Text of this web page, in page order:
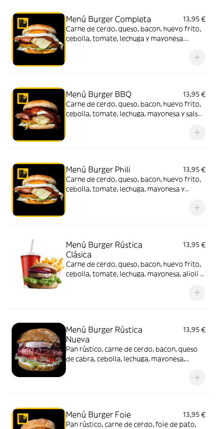
Menú Burger Completa
13,95 €
Carne de cerdo, queso, bacon, huevo frito,
cebolla, tomate, lechuga y mayonesa.
Menú Burger BBQ
13,95 €
Carne de cerdo, queso, bacon, huevo frito,
cebolla, tomate, lechuga, mayonesa y salsa
Menú Burger Phili
13,95 €
Carne de cerdo, queso, bacon, huevo frito,
cebolla, tomate, lechuga, mayonesa y
Menú Burger Rústica
Clásica
13,95 €
Carne de cerdo, queso, bacon, huevo frito,
cebolla, tomate, lechuga, mayonesa, alioli y
Menú Burger Rústica
Nueva
13,95 €
Pan rústico, carne de cerdo, bacon, queso
de cabra, cebolla, lechuga, mayonesa,
Acompañado de patatas y bebida (330 ml.)
Menú Burger Foie
13,95 €
Pan rústico, carne de cerdo, foie de pato,